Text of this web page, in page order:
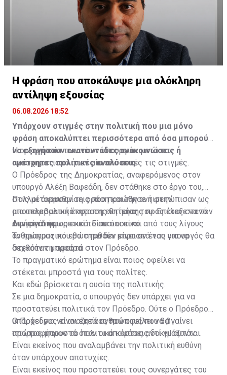
Η φράση που αποκάλυψε μια ολόκληρη
αντίληψη εξουσίας
06.08.2026 18:52
Υπάρχουν στιγμές στην πολιτική που μια μόνο
φράση αποκαλύπτει περισσότερα από όσα μπορούν
να εξηγήσουν εκατοντάδες ανακοινώσεις ή
αμέτρητες πολιτικές αναλύσεις.
Η ορκωμοσία των νέων υπουργών μετά τον
ανασχηματισμό ήταν μία από αυτές τις στιγμές.
Ο Πρόεδρος της Δημοκρατίας, αναφερόμενος στον
υπουργό Αλέξη Βαφεάδη, δεν στάθηκε στο έργο του,
στις μεταρρυθμίσεις που προώθησε ή στην
αποτελεσματικότητα της θητείας του. Επέλεξε να τον
τιμήσει διαφορετικά. Είπε ότι είναι από τους λίγους
ανθρώπους που θα σταθούν μπροστά του για να
δεχθούν τη σφαίρα.
Πολλοί άκουσαν τη φράση και την αντιμετώπισαν ως
μια υπερβολική έκφραση εκτίμησης προς έναν στενό
συνεργάτη.
Δεν είναι όμως εκεί το ουσιαστικό.
Το πραγματικό ερώτημα δεν είναι αν ένας υπουργός θα
στεκόταν μπροστά στον Πρόεδρο.
Το πραγματικό ερώτημα είναι ποιος οφείλει να
στέκεται μπροστά για τους πολίτες.
Και εδώ βρίσκεται η ουσία της πολιτικής.
Σε μια δημοκρατία, ο υπουργός δεν υπάρχει για να
προστατεύει πολιτικά τον Πρόεδρο. Ούτε ο Πρόεδρος
υπάρχει για να αναζητά ανθρώπους που θα
απορροφήσουν το πολιτικό κόστος αντί γι' αυτόν.
Ο Πρόεδρος είναι εκείνος που οφείλει να βγαίνει
πρώτος μπροστά όταν οι αποφάσεις δοκιμάζονται.
Είναι εκείνος που αναλαμβάνει την πολιτική ευθύνη
όταν υπάρχουν αποτυχίες.
Είναι εκείνος που προστατεύει τους συνεργάτες του